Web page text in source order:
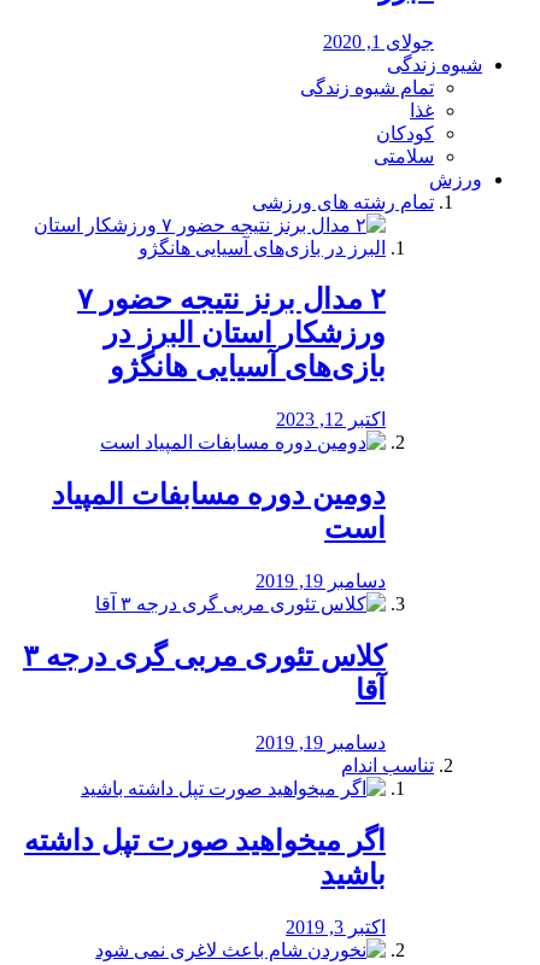
جولای 1, 2020
شیوه زندگی
تمام شیوه زندگی
غذا
کودکان
سلامتی
ورزش
تمام رشته های ورزشی
۲ مدال برنز نتیجه حضور ۷
ورزشکار استان البرز در
بازی‌های آسیایی هانگژو
اکتبر 12, 2023
دومین دوره مسابفات المپیاد
است
دسامبر 19, 2019
کلاس تئوری مربی گری درجه ۳
آقا
دسامبر 19, 2019
تناسب اندام
اگر میخواهید صورت تپل داشته
باشید
اکتبر 3, 2019